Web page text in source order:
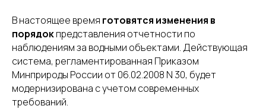
В настоящее время готовятся изменения в
порядокпредставления отчетности по
наблюдениям за водными объектами. Действующая
система, регламентированная Приказом
Минприроды России от 06.02.2008 N 30, будет
модернизирована с учетом современных
требований.